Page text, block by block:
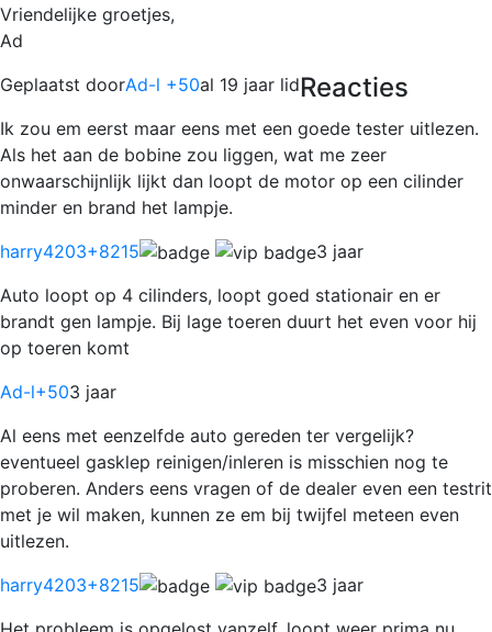
Vriendelijke groetjes,
Ad
Geplaatst doorAd-l +50al 19 jaar lidReacties
Ik zou em eerst maar eens met een goede tester uitlezen.
Als het aan de bobine zou liggen, wat me zeer
onwaarschijnlijk lijkt dan loopt de motor op een cilinder
minder en brand het lampje.
harry4203+8215
3 jaar
Auto loopt op 4 cilinders, loopt goed stationair en er
brandt gen lampje. Bij lage toeren duurt het even voor hij
op toeren komt
Ad-l+503 jaar
Al eens met eenzelfde auto gereden ter vergelijk?
eventueel gasklep reinigen/inleren is misschien nog te
proberen. Anders eens vragen of de dealer even een testrit
met je wil maken, kunnen ze em bij twijfel meteen even
uitlezen.
harry4203+8215
3 jaar